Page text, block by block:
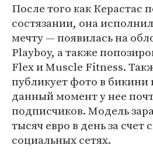
После того как Керастас
состязании, она
мечту — появилась на
Playboy, а также
Flex и Muscle Fitness.
публикует фото в
данный момент у нее
подписчиков. Модель
тысяч евро в день за счет
социальных сетях.